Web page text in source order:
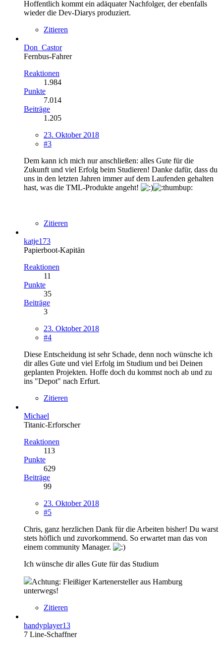
Hoffentlich kommt ein adäquater Nachfolger, der ebenfalls
wieder die Dev-Diarys produziert.
Zitieren
Don_Castor
Fernbus-Fahrer
Reaktionen
1.984
Punkte
7.014
Beiträge
1.205
23. Oktober 2018
#3
Dem kann ich mich nur anschließen: alles Gute für die
Zukunft und viel Erfolg beim Studieren! Danke dafür, dass du
uns in den letzten Jahren immer auf dem Laufenden gehalten
hast, was die TML-Produkte angeht!
Zitieren
katje173
Papierboot-Kapitän
Reaktionen
11
Punkte
35
Beiträge
3
23. Oktober 2018
#4
Diese Entscheidung ist sehr Schade, denn noch wünsche ich
dir alles Gute und viel Erfolg im Studium und bei Deinen
geplanten Projekten. Hoffe doch du kommst noch ab und zu
ins "Depot" nach Erfurt.
Zitieren
Michael
Titanic-Erforscher
Reaktionen
113
Punkte
629
Beiträge
99
23. Oktober 2018
#5
Chris, ganz herzlichen Dank für die Arbeiten bisher! Du warst
stets höflich und zuvorkommend. So erwartet man das von
einem community Manager.
Ich wünsche dir alles Gute für das Studium
Achtung: Fleißiger Kartenersteller aus Hamburg
unterwegs!
Zitieren
handyplayer13
7 Line-Schaffner